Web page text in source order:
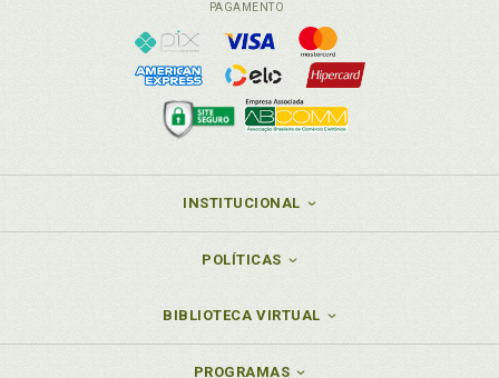
PAGAMENTO
INSTITUCIONAL
POLÍTICAS
BIBLIOTECA VIRTUAL
PROGRAMAS